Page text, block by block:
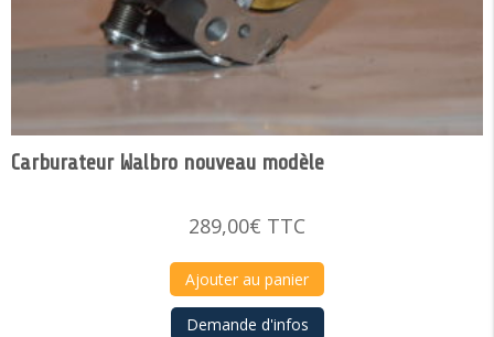
Carburateur Walbro nouveau modèle
289,00€ TTC
Ajouter au panier
Demande d'infos